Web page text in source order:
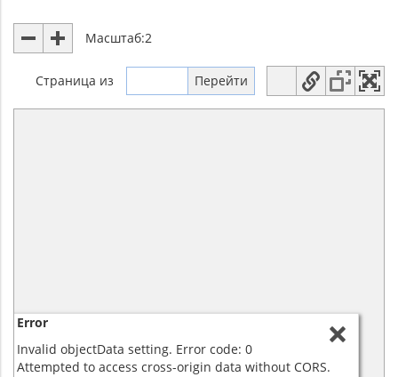
Масштаб:2
Страница из
Error
Invalid objectData setting. Error code: 0
Attempted to access cross-origin data without CORS.